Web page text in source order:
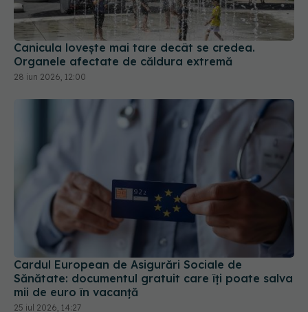
Canicula lovește mai tare decât se credea.
Organele afectate de căldura extremă
28 iun 2026, 12:00
Cardul European de Asigurări Sociale de
Sănătate: documentul gratuit care îți poate salva
mii de euro în vacanță
25 iul 2026, 14:27